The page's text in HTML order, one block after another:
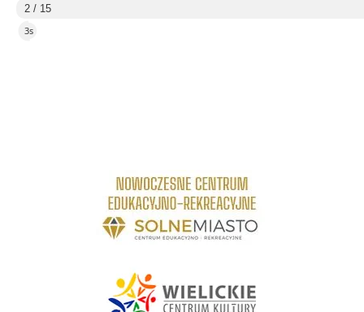
2 / 15
2s
link do strony Centrum Edukacyjno Rekreacyjne